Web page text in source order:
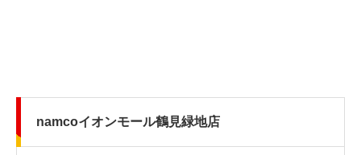
namcoイオンモール鶴見緑地店